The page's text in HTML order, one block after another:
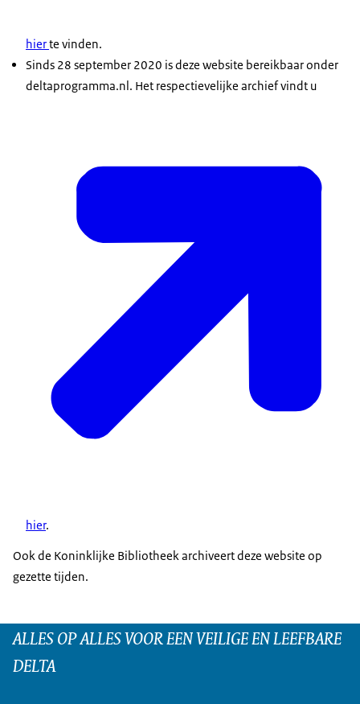
hierte vinden.
Sinds 28 september 2020 is deze website bereikbaar onder
deltaprogramma.nl. Het respectievelijke archief vindt u
hier.
Ook de Koninklijke Bibliotheek archiveert deze website op
gezette tijden.
ALLES OP ALLES VOOR EEN VEILIGE EN LEEFBARE
DELTA